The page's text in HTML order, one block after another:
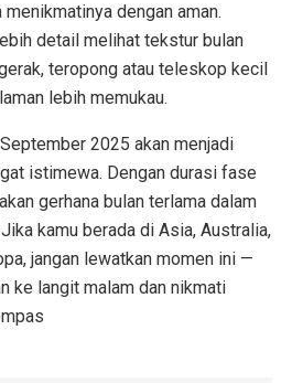
dengan aman.
detail melihat tekstur bulan
teropong atau teleskop kecil
lebih memukau.
2025 akan menjadi
istimewa. Dengan durasi fase
gerhana bulan terlama dalam
kamu berada di Asia, Australia,
jangan lewatkan momen ini —
ke langit malam dan nikmati